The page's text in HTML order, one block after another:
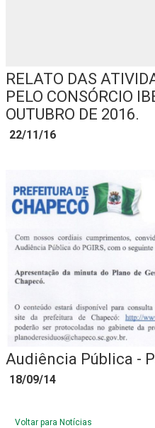
RELATO DAS
PELO CONSÓRCIO
OUTUBRO DE 2016.
22/11/16
Audiência Pública -
18/09/14
Voltar para Notícias